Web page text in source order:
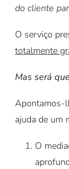
do cliente
O serviço
totalmente
Mas será
Apontamos-
ajuda de um
O